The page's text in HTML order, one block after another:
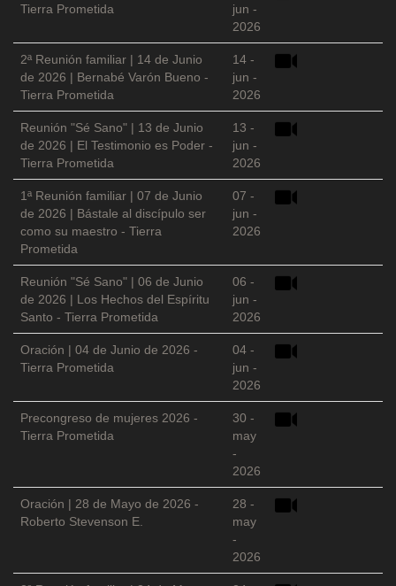
Tierra Prometida
jun -
2026
2ª Reunión familiar | 14 de Junio
de 2026 | Bernabé Varón Bueno -
Tierra Prometida
14 -
jun -
2026
Reunión "Sé Sano" | 13 de Junio
de 2026 | El Testimonio es Poder -
Tierra Prometida
13 -
jun -
2026
1ª Reunión familiar | 07 de Junio
de 2026 | Bástale al discípulo ser
como su maestro - Tierra
Prometida
07 -
jun -
2026
Reunión "Sé Sano" | 06 de Junio
de 2026 | Los Hechos del Espíritu
Santo - Tierra Prometida
06 -
jun -
2026
Oración | 04 de Junio de 2026 -
Tierra Prometida
04 -
jun -
2026
Precongreso de mujeres 2026 -
Tierra Prometida
30 -
may
-
2026
Oración | 28 de Mayo de 2026 -
Roberto Stevenson E.
28 -
may
-
2026